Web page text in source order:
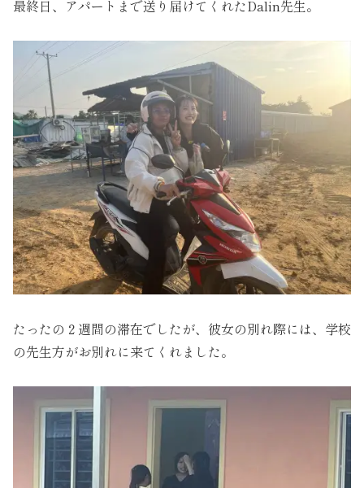
最終日、アパートまで送り届けてくれたDalin先生。
たったの２週間の滞在でしたが、彼女の別れ際には、学校
の先生方がお別れに来てくれました。